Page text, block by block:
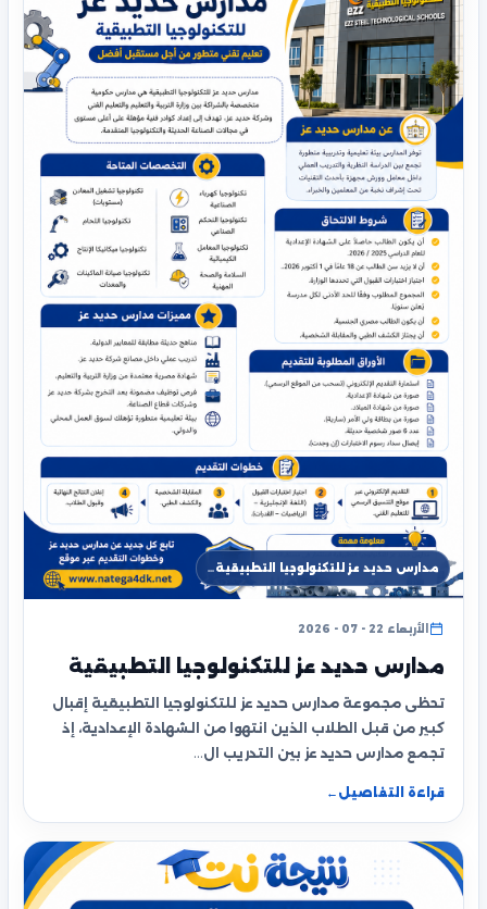
مدارس حديد عز للتكنولوجيا التطبيقية…
الأربعاء 22 - 07 - 2026
مدارس حديد عز للتكنولوجيا التطبيقية
تحظى مجموعة مدارس حديد عز للتكنولوجيا التطبيقية إقبال
كبير من قبل الطلاب الذين انتهوا من الشهادة الإعدادية، إذ
تجمع مدارس حديد عز بين التدريب ال…
قراءة التفاصيل ←